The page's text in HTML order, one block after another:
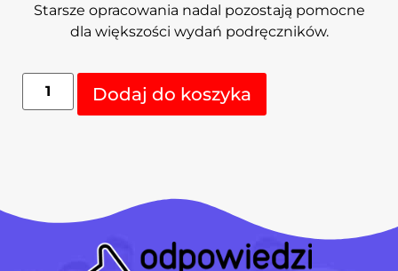
Starsze opracowania nadal pozostają pomocne
dla większości wydań podręczników.
Dodaj do koszyka